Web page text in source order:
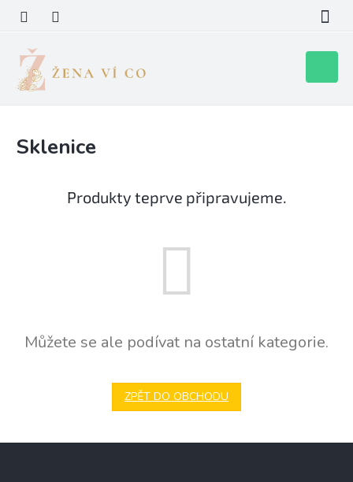
obsah
košík
Sklenice
Produkty teprve připravujeme.
Můžete se ale podívat na ostatní kategorie.
ZPĚT DO OBCHODU